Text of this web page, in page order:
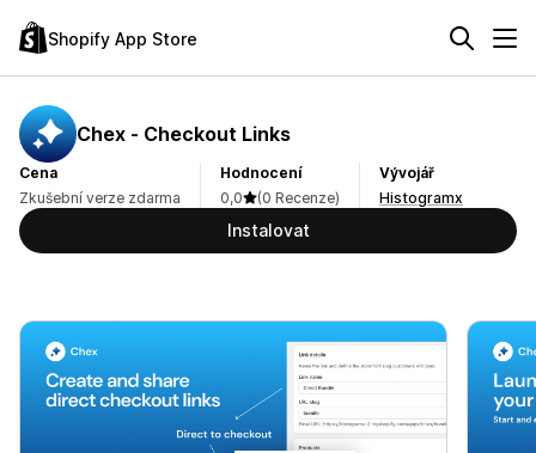
Shopify App Store
Chex ‑ Checkout Links
Cena
Zkušební verze zdarma
Hodnocení
0,0
(0 Recenze)
Vývojář
Histogramx
Instalovat